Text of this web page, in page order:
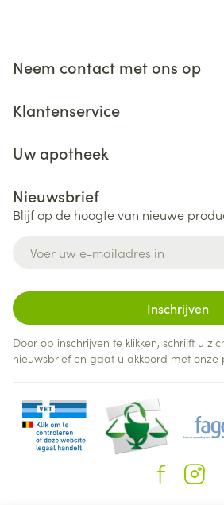
Neem contact met ons op
Klantenservice
Uw apotheek
Nieuwsbrief
Blijf op de hoogte van nieuwe
Inschrijven
Door op inschrijven te klikken, schrijft u
nieuwsbrief en gaat u akkoord met onze